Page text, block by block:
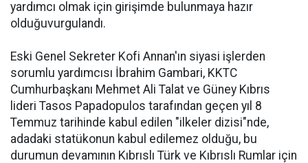
yardımcı olmak için girişimde bulunmaya hazır
olduğuvurgulandı.
Eski Genel Sekreter Kofi Annan'ın siyasi işlerden
sorumlu yardımcısı İbrahim Gambari, KKTC
Cumhurbaşkanı Mehmet Ali Talat ve Güney Kıbrıs
lideri Tasos Papadopulos tarafından geçen yıl 8
Temmuz tarihinde kabul edilen "ilkeler dizisi"nde,
adadaki statükonun kabul edilemez olduğu, bu
durumun devamının Kıbrıslı Türk ve Kıbrıslı Rumlar için